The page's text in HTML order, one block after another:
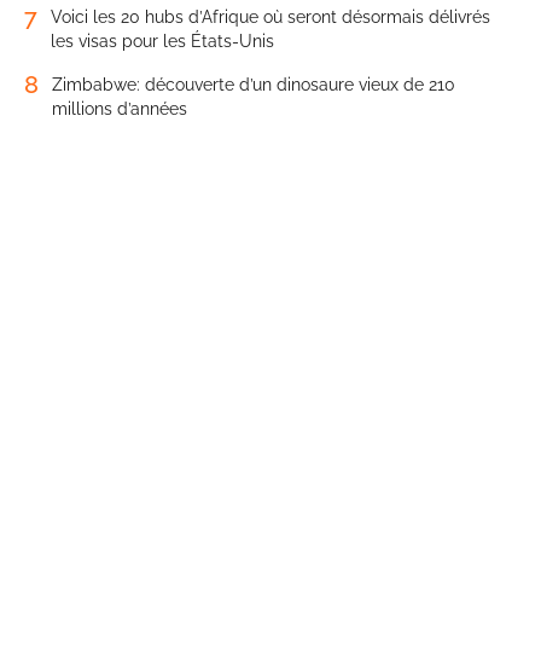
7
Voici les 20 hubs d’Afrique où seront désormais délivrés
les visas pour les États-Unis
8
Zimbabwe: découverte d’un dinosaure vieux de 210
millions d’années